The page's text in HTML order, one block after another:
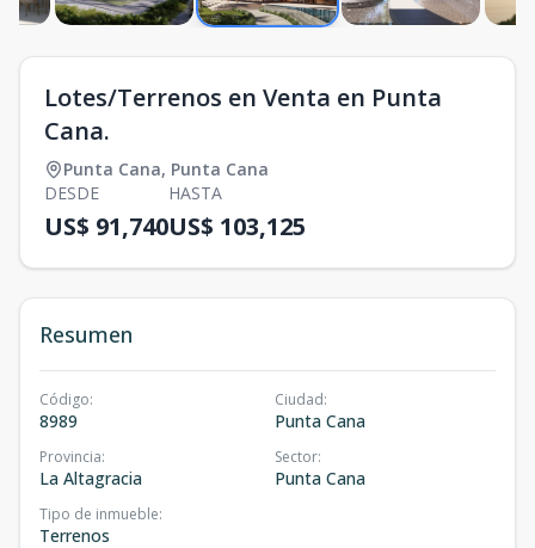
Lotes/Terrenos en Venta en Punta
Cana.
Punta Cana, Punta Cana
DESDE
US$ 91,740
HASTA
US$ 103,125
Resumen
Código:
8989
Ciudad:
Punta Cana
Provincia:
La Altagracia
Sector:
Punta Cana
Tipo de inmueble:
Terrenos